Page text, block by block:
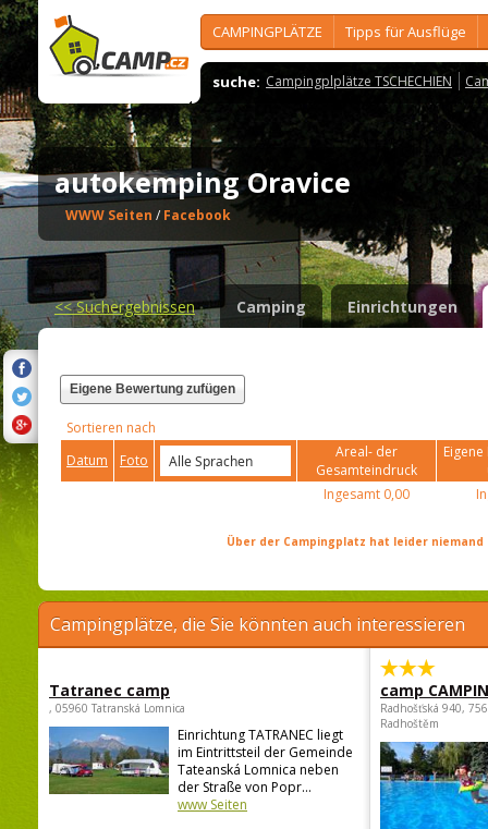
CAMPINGPLÄTZE Tipps für Ausflüge
suche: Campingplplätze TSCHECHIEN
autokemping Oravice
WWW Seiten / Facebook
<<Suchergebnissen Camping Einrichtungen
Eigene Bewertung zufügen
Sortieren nach
Datum
Foto
Areal- der
Gesamteindruck
Ingesamt 0,00
Über der Campingplatz hat leider
Campingplätze, die Sie könnten auch interessieren
Tatranec camp
, 05960 Tatranská Lomnica
Einrichtung TATRANEC liegt
im Eintrittsteil der Gemeinde
Tateanská Lomnica neben
der Straße von Popr...
www Seiten
camp
Radhošťská 940,
Radhoštěm